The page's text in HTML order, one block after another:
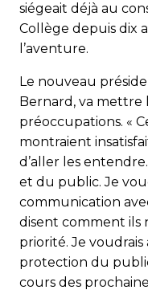
siégeait déjà au
Collège depuis dix
l’aventure.
Le nouveau
Bernard, va mettre
préoccupations. «
montraient
d’aller les
et du public. Je
communication
disent comment ils
priorité. Je voudrais
protection du
cours des